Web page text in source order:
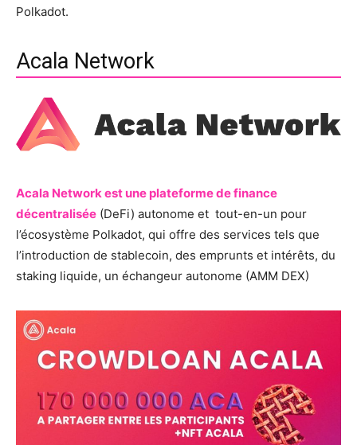
Polkadot.
Acala Network
Acala Network est une plateforme de finance
décentralisée (DeFi) autonome et tout-en-un pour
l’écosystème Polkadot, qui offre des services tels que
l’introduction de stablecoin, des emprunts et intérêts, du
staking liquide, un échangeur autonome (AMM DEX)